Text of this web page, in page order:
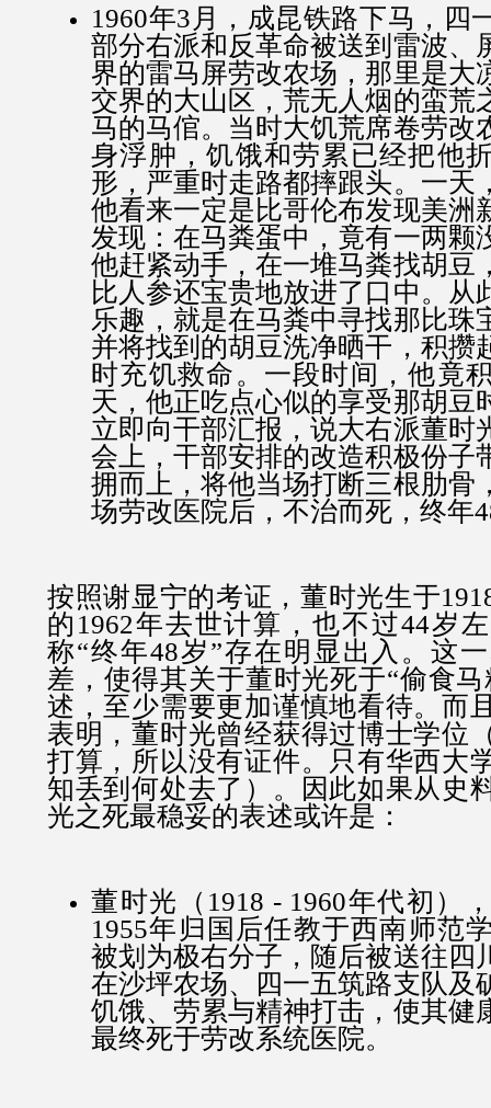
1960年3月，成昆铁路下马，四
部分右派和反革命被送到雷波、
界的雷马屏劳改农场，那里是大
交界的大山区，荒无人烟的蛮荒
马的马倌。当时大饥荒席卷劳改
身浮肿，饥饿和劳累已经把他
形，严重时走路都摔跟头。一天
他看来一定是比哥伦布发现美洲
发现：在马粪蛋中，竟有一两颗
他赶紧动手，在一堆马粪找胡豆
比人参还宝贵地放进了口中。从
乐趣，就是在马粪中寻找那比珠
并将找到的胡豆洗净晒干，积攒
时充饥救命。一段时间，他竟
天，他正吃点心似的享受那胡豆
立即向干部汇报，说大右派董时
会上，干部安排的改造积极份子
拥而上，将他当场打断三根肋骨
场劳改医院后，不治而死，终年
按照谢显宁的考证，董时光生于
的1962年去世计算，也不过44岁
称“终年48岁”存在明显出入。这
差，使得其关于董时光死于“偷食
述，至少需要更加谨慎地看待。而
表明，董时光曾经获得过博士学位
打算，所以没有证件。只有华西大
知丢到何处去了）。因此如果从史
光之死最稳妥的表述或许是：
董时光（1918 - 1960年代初）
1955年归国后任教于西南师范
被划为极右分子，随后被送往四
在沙坪农场、四一五筑路支队及
饥饿、劳累与精神打击，使其健
最终死于劳改系统医院。